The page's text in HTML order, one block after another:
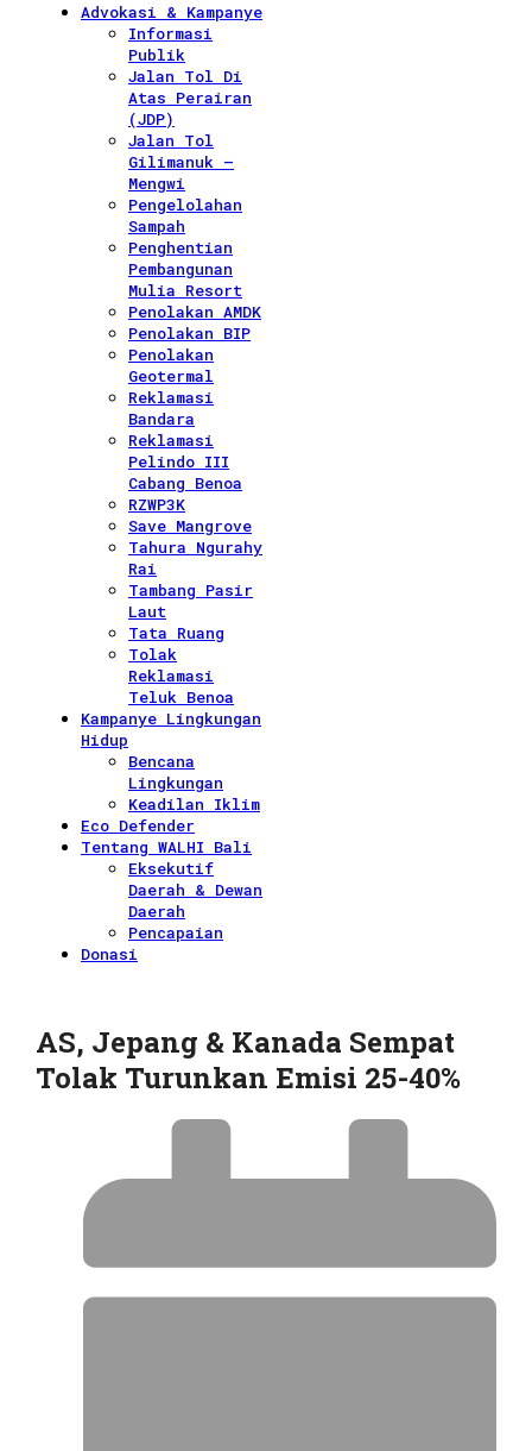
Advokasi & Kampanye
Informasi
Publik
Jalan Tol Di
Atas Perairan
(JDP)
Jalan Tol
Gilimanuk –
Mengwi
Pengelolahan
Sampah
Penghentian
Pembangunan
Mulia Resort
Penolakan AMDK
Penolakan BIP
Penolakan
Geotermal
Reklamasi
Bandara
Reklamasi
Pelindo III
Cabang Benoa
RZWP3K
Save Mangrove
Tahura Ngurahy
Rai
Tambang Pasir
Laut
Tata Ruang
Tolak
Reklamasi
Teluk Benoa
Kampanye Lingkungan
Hidup
Bencana
Lingkungan
Keadilan Iklim
Eco Defender
Tentang WALHI Bali
Eksekutif
Daerah & Dewan
Daerah
Pencapaian
Donasi
AS, Jepang & Kanada Sempat
Tolak Turunkan Emisi 25-40%